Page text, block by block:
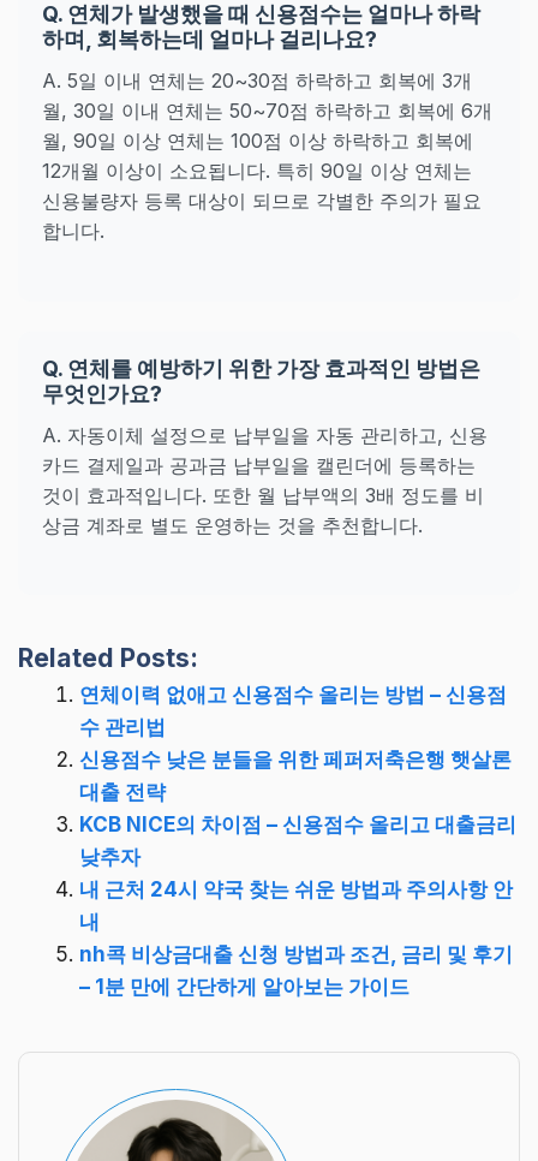
Q. 연체가 발생했을 때 신용점수는 얼마나 하락
하며, 회복하는데 얼마나 걸리나요?
A. 5일 이내 연체는 20~30점 하락하고 회복에 3개
월, 30일 이내 연체는 50~70점 하락하고 회복에 6개
월, 90일 이상 연체는 100점 이상 하락하고 회복에
12개월 이상이 소요됩니다. 특히 90일 이상 연체는
신용불량자 등록 대상이 되므로 각별한 주의가 필요
합니다.
Q. 연체를 예방하기 위한 가장 효과적인 방법은
무엇인가요?
A. 자동이체 설정으로 납부일을 자동 관리하고, 신용
카드 결제일과 공과금 납부일을 캘린더에 등록하는
것이 효과적입니다. 또한 월 납부액의 3배 정도를 비
상금 계좌로 별도 운영하는 것을 추천합니다.
Related Posts:
연체이력 없애고 신용점수 올리는 방법 – 신용점
수 관리법
신용점수 낮은 분들을 위한 페퍼저축은행 햇살론
대출 전략
KCB NICE의 차이점 – 신용점수 올리고 대출금리
낮추자
내 근처 24시 약국 찾는 쉬운 방법과 주의사항 안
내
nh콕 비상금대출 신청 방법과 조건, 금리 및 후기
– 1분 만에 간단하게 알아보는 가이드